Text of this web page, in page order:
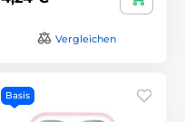
Vergleichen
Basis